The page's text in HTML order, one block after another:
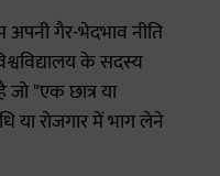
अपनी गैर-भेदभाव नीति
के सदस्य
"एक छात्र या
या रोजगार में भाग लेने